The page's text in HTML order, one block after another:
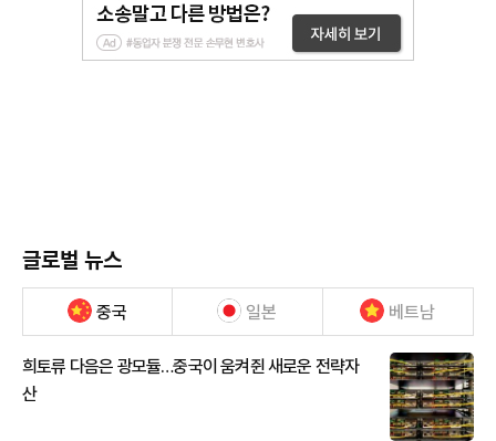
글로벌 뉴스
중국 일본 베트남
희토류 다음은 광모듈…중국이 움켜쥔 새로운 전략자
산